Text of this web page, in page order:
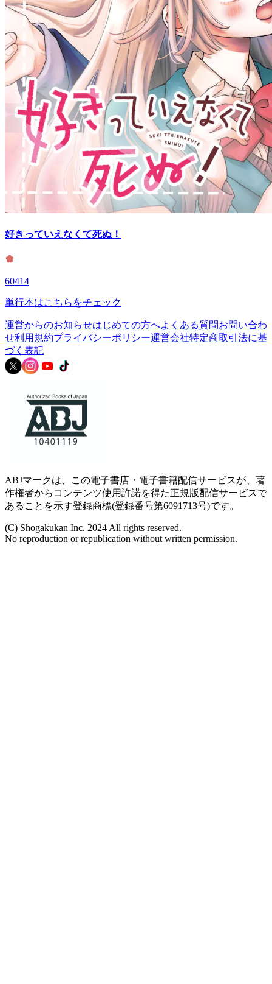
好きっていえなくて死ぬ！
60414
単行本はこちらをチェック
運営からのお知らせはじめての方へよくある質問お問い合わ
せ利用規約プライバシーポリシー運営会社特定商取引法に基
づく表記
ABJマークは、この電子書店・電子書籍配信サービスが、著
作権者からコンテンツ使用許諾を得た正規版配信サービスで
あることを示す登録商標(登録番号第6091713号)です。
(C) Shogakukan Inc. 2024 All rights reserved.
No reproduction or republication without written permission.